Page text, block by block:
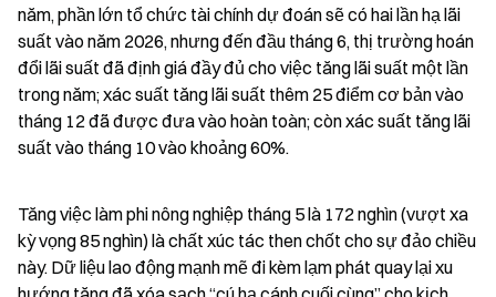
năm, phần lớn tổ chức tài chính dự đoán sẽ có hai lần hạ lãi
suất vào năm 2026, nhưng đến đầu tháng 6, thị trường hoán
đổi lãi suất đã định giá đầy đủ cho việc tăng lãi suất một lần
trong năm; xác suất tăng lãi suất thêm 25 điểm cơ bản vào
tháng 12 đã được đưa vào hoàn toàn; còn xác suất tăng lãi
suất vào tháng 10 vào khoảng 60%.
Tăng việc làm phi nông nghiệp tháng 5 là 172 nghìn (vượt xa
kỳ vọng 85 nghìn) là chất xúc tác then chốt cho sự đảo chiều
này. Dữ liệu lao động mạnh mẽ đi kèm lạm phát quay lại xu